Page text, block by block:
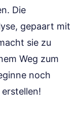
Die
gepaart mit
sie zu
Weg zum
noch